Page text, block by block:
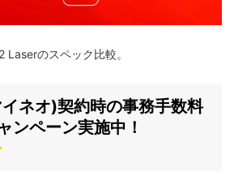
のスペック比較。
ネオ)契約時の事務手数料
ンペーン実施中！